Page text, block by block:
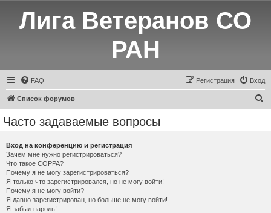
Лига Ветеранов СО
РАН
FAQ Вход
Регистрация
Список форумов
Часто задаваемые вопросы
Вход на конференцию и регистрация
Зачем мне нужно регистрироваться?
Что такое COPPA?
Почему я не могу зарегистрироваться?
Я только что зарегистрировался, но не могу войти!
Почему я не могу войти?
Я давно зарегистрирован, но больше не могу войти!
Я забыл пароль!